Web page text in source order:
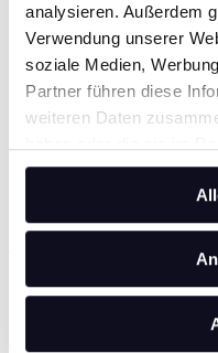
analysieren. Außerdem
Verwendung unserer
soziale Medien,
Partner führen diese
weiteren Daten
gesammelt haben.
Müşteri malları boşaltmazsa,
14.1. nitelikler, montaj
Teslim edilen ürünler, veri
özelliklere sahipse veya ilk
Müşteri, teslimat
HIS TECHNOLOGY
Garanti, montaj
veya yetkisiz uzman personel
kalemlerini kapsamaz.